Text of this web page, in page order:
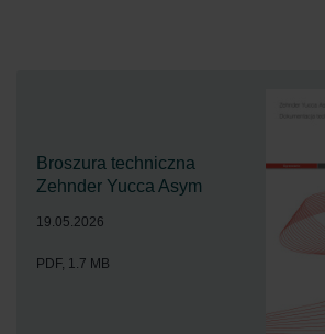
Broszura techniczna
Zehnder Yucca Asym
19.05.2026
PDF, 1.7 MB